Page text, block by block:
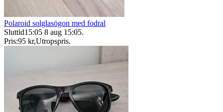
Polaroid solglasögon med fodral
Sluttid15:05 8 aug 15:05.
Pris:95 kr,Utropspris.